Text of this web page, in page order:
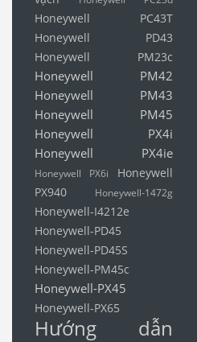
Honeywell PC43T
Honeywell PD43
Honeywell PM23c
Honeywell PM42
Honeywell PM43
Honeywell PM45
Honeywell PX4i
Honeywell PX4ie
Honeywell PX6i
Honeywell
PX940
Honeywell-1472g
Honeywell-I4212e
Honeywell-PD45
Honeywell-PD45S
Honeywell-PM45c
Honeywell-PX45
Honeywell-PX65
Hướng dẫn